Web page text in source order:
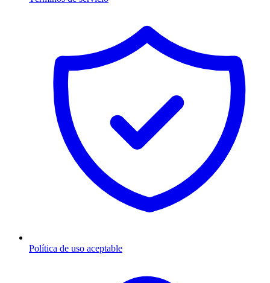
Política de uso aceptable